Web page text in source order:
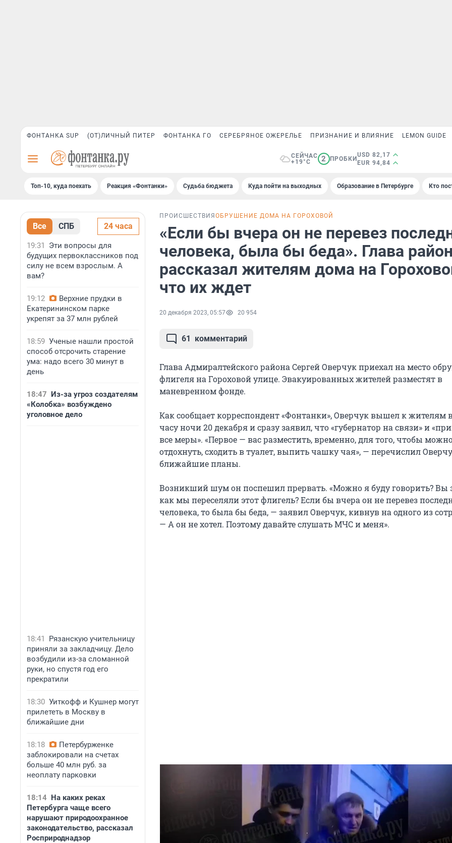
ФОНТАНКА SUP (ОТ)ЛИЧНЫЙ ПИТЕР ФОНТАНКА ГО СЕРЕБРЯНОЕ ОЖЕРЕЛЬЕ ПРИЗНАНИЕ И ВЛИЯНИЕ LEMON GUIDE
СЕЙЧАС
+19°C
2 ПРОБКИ
USD 82,17
EUR 94,84
Топ-10, куда поехать Реакция «Фонтанки» Судьба бюджета Куда пойти на выходных Образование в Петербурге Кто
Все СПБ 24 часа
19:31
Эти вопросы для
будущих первоклассников под
силу не всем взрослым. А
вам?
19:12
Верхние прудки в
Екатерининском парке
укрепят за 37 млн рублей
18:59 Ученые нашли простой
способ отсрочить старение
ума: надо всего 30 минут в
день
18:47 Из-за угроз создателям
«Колобка» возбуждено
уголовное дело
18:41
Рязанскую учительницу
приняли за закладчицу. Дело
возбудили из-за сломанной
руки, но спустя год его
прекратили
18:30 Уиткофф и Кушнер могут
прилететь в Москву в
ближайшие дни
18:18
Петербурженке
заблокировали на счетах
больше 40 млн руб. за
неоплату парковки
18:14 На каких реках
Петербурга чаще всего
нарушают природоохранное
законодательство, рассказал
Росприроднадзор
ПРОИСШЕСТВИЯ ОБРУШЕНИЕ ДОМА НА ГОРОХОВОЙ
«Если бы вчера он не перевез
человека, была бы беда». Глава
рассказал жителям дома на
что их ждет
20 декабря 2023, 05:57 20 954
61 комментарий
Глава Адмиралтейского района Сергей Оверчук приехал на место
флигеля на Гороховой улице. Эвакуированных жителей разместят в
маневренном фонде.
Как сообщает корреспондент «Фонтанки», Оверчук вышел к жителям
часу ночи 20 декабря и сразу заявил, что «губернатор на связи» и
все меры». «Первое — вас разместить, временно, для того, чтобы
отдохнуть, сходить в туалет, выпить чашку чая», — перечислил
ближайшие планы.
Возникший шум он поспешил прервать. «Можно я буду говорить? Вы
как мы переселяли этот флигель? Если бы вчера он не перевез
человека, то была бы беда, — заявил Оверчук, кивнув на одного из
— А он не хотел. Поэтому давайте слушать МЧС и меня».